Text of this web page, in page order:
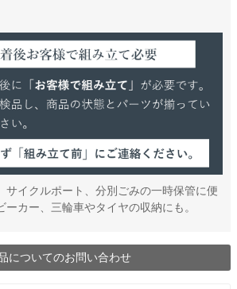
サイクルポート、分別ごみの一時保管に便
カー、三輪車やタイヤの収納にも。
についてのお問い合わせ